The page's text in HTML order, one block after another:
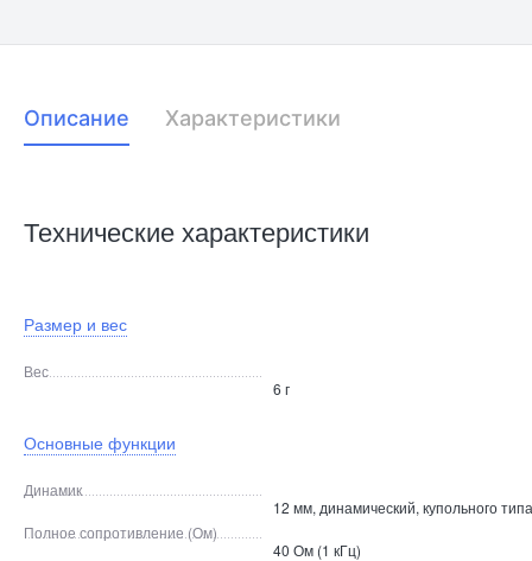
Описание Характеристики
Технические характеристики
Размер и вес
Вес
6 г
Основные функции
Динамик
12 мм, динамический, купольного типа
Полное сопротивление (Ом)
40 Ом (1 кГц)